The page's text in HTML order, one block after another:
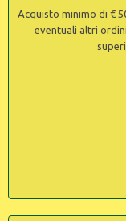
Acquisto minimo di €
eventuali altri